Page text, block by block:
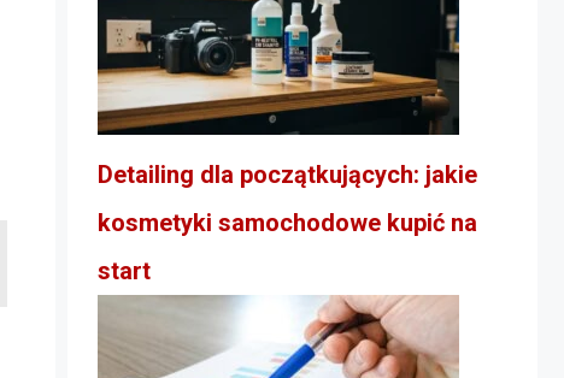
Detailing dla początkujących: jakie
kosmetyki samochodowe kupić na
start